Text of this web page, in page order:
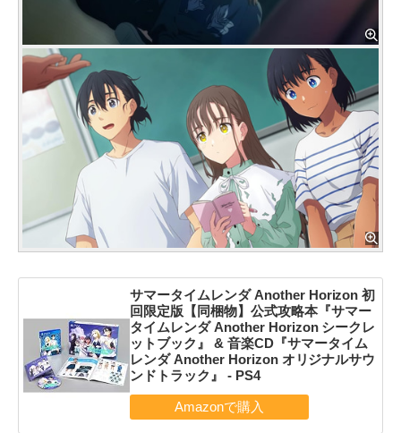
サマータイムレンダ Another Horizon 初
回限定版【同梱物】公式攻略本『サマー
タイムレンダ Another Horizon シークレ
ットブック』 & 音楽CD『サマータイム
レンダ Another Horizon オリジナルサウ
ンドトラック』 - PS4